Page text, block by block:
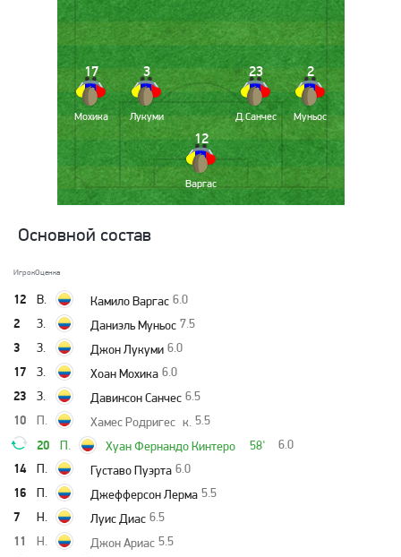
12
Варгас
2
Муньос
3
Лукуми
17
Мохика
23
Д.Санчес
Основной состав
ИгрокОценка
12 В. Камило Варгас 6.0
2 З. Даниэль Муньос 7.5
3 З. Джон Лукуми 6.0
17 З. Хоан Мохика 6.0
23 З. Давинсон Санчес 6.5
10 П. Хамес Родригес к. 5.5
20 П. 58'
Хуан Фернандо Кинтеро 6.0
14 П. Густаво Пуэрта 6.0
16 П. Джефферсон Лерма 5.5
7 Н. Луис Диас 6.5
11 Н. Джон Ариас 5.5